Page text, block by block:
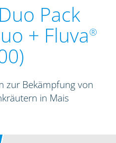
Duo Pack
+ Fluva®
zur Bekämpfung von
in Mais